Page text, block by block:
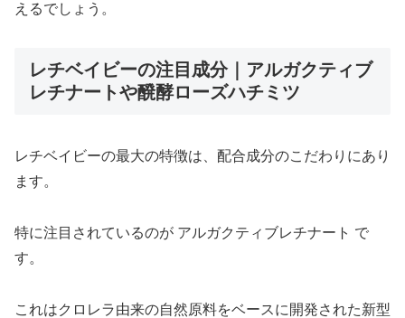
えるでしょう。
レチベイビーの注目成分｜アルガクティブ
レチナートや醗酵ローズハチミツ
レチベイビーの最大の特徴は、配合成分のこだわりにあり
ます。
特に注目されているのが アルガクティブレチナート で
す。
これはクロレラ由来の自然原料をベースに開発された新型